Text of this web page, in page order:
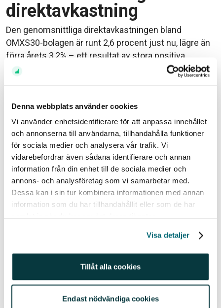
Denna webbplats använder cookies
Vi använder enhetsidentifierare för att anpassa innehållet
och annonserna till användarna, tillhandahålla funktioner
för sociala medier och analysera vår trafik. Vi
vidarebefordrar även sådana identifierare och annan
information från din enhet till de sociala medier och
annons- och analysföretag som vi samarbetar med.
Dessa kan i sin tur kombinera informationen med annan
information som du har tillhandahållit eller som de har
Visa detaljer
Tillåt alla cookies
Endast nödvändiga cookies
direktavkastning
Den genomsnittliga direktavkastningen bland
OMXS30-bolagen är runt 2,6 procent just nu, lägre än
förra årets 3,2% – ett resultat av stora positiva
kursrörelser bland jättarna de senaste året. Högre
aktiekurs = lägre direktavkastning, allt annat lika.
Här är aktierna som direktavkastar mer än snittet:
Swedbank A , 5,9%
Handelsbanken A , 5,6%
Tele2 B, 5,5%
Telia Company, 4,6%
SEB A, 4,4%
SKF B, 3,0%
Direktavkastningen är beräknad på föreslagen
ordinarie utdelning i förhållande till stängningskurs